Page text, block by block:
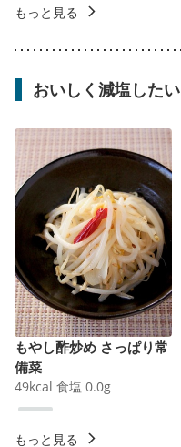
もっと見る
おいしく減塩したい
もやし酢炒め さっぱり常
備菜
49kcal 食塩 0.0g
もっと見る